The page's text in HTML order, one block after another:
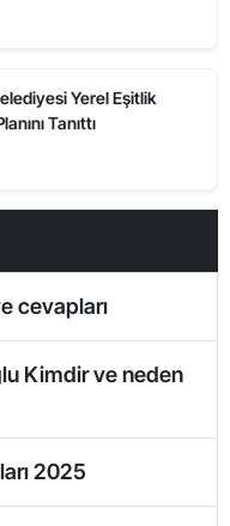
Yerel Eşitlik
Tanıttı
cevapları
Kimdir ve neden
2025